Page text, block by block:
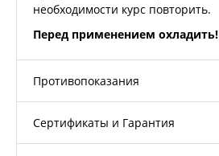
необходимости курс повторить.
Перед применением охладить!
Противопоказания
Сертификаты и Гарантия